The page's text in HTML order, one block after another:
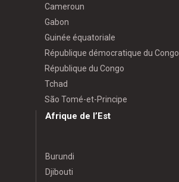
Cameroun
Gabon
Guinée équatoriale
République démocratique du Congo
République du Congo
Tchad
São Tomé-et-Principe
Afrique de l’Est
Burundi
Djibouti